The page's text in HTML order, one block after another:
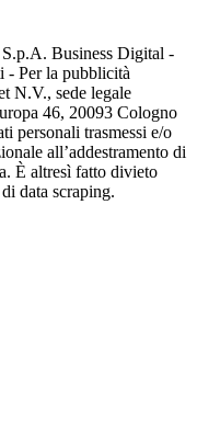
Business Digital -
- Per la pubblicità
N.V., sede legale
46, 20093 Cologno
personali trasmessi e/o
all’addestramento di
È altresì fatto divieto
data scraping.